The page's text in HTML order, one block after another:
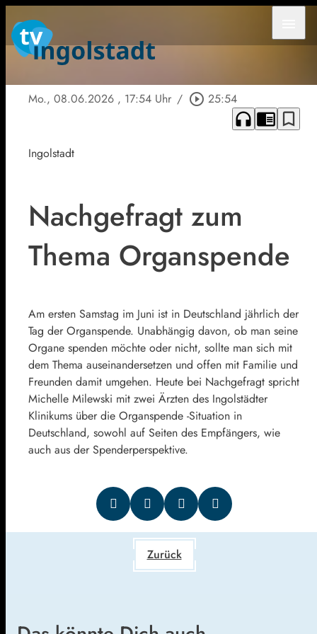
Mo., 08.06.2026 , 17:54 Uhr / play_circle_outline 25:54
headphones chrome_reader_mode bookmark_border
Ingolstadt
Nachgefragt zum
Thema Organspende
Am ersten Samstag im Juni ist in Deutschland jährlich der
Tag der Organspende. Unabhängig davon, ob man seine
Organe spenden möchte oder nicht, sollte man sich mit
dem Thema auseinandersetzen und offen mit Familie und
Freunden damit umgehen. Heute bei Nachgefragt spricht
Michelle Milewski mit zwei Ärzten des Ingolstädter
Klinikums über die Organspende -Situation in
Deutschland, sowohl auf Seiten des Empfängers, wie
auch aus der Spenderperspektive.
Zurück